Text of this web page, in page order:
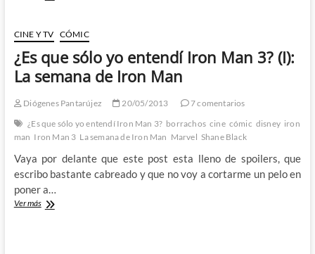
yo
entendí
Iron
Man
3?
La
semana
Man
CINE Y TV CÓMIC
¿Es que sólo yo entendí Iron Man 3? (I):
La semana de Iron Man
Diógenes Pantarújez 20/05/2013
7 comentarios
¿Es que sólo yo entendí Iron Man 3? borrachos cine cómic disney iron
man Iron Man 3 La semana de Iron Man Marvel Shane Black
Vaya por delante que este post esta lleno de spoilers, que
escribo bastante cabreado y que no voy a cortarme un pelo en
poner a…
Ver más¿Es